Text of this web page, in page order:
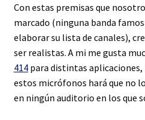
Con estas premisas que
marcado (ninguna banda
elaborar su lista de canales),
ser realistas. A mi me gusta
414para distintas aplicaciones,
estos micrófonos hará que no
en ningún auditorio en los que